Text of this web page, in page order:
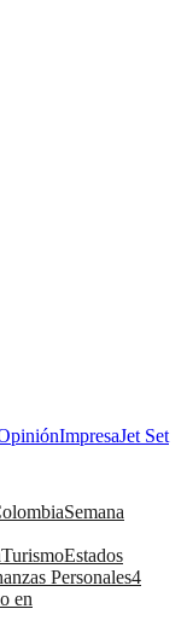
ImpresaJet Set
Semana
TurismoEstados
Personales4
en